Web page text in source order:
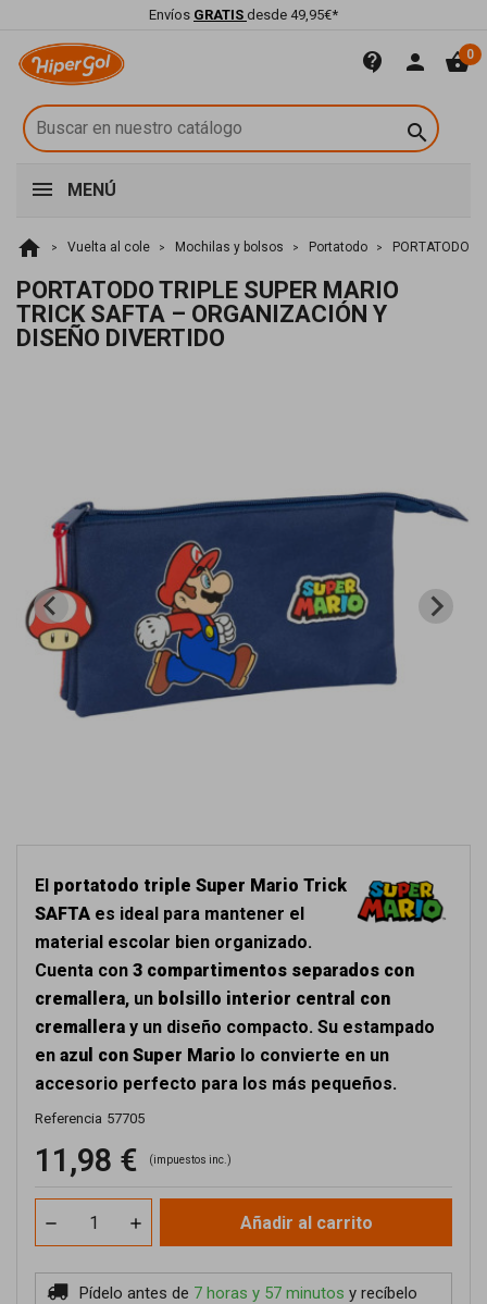
Envíos GRATIS desde 49,95€*
contact_support person shopping_basket0

MENÚ
home Vuelta al cole Mochilas y bolsos Portatodo PORTATODO
PORTATODO TRIPLE SUPER MARIO
TRICK SAFTA – ORGANIZACIÓN Y
DISEÑO DIVERTIDO
El portatodo triple Super Mario Trick
SAFTA es ideal para mantener el
material escolar bien organizado.
Cuenta con 3 compartimentos separados con
cremallera, un bolsillo interior central con
cremallera y un diseño compacto. Su estampado
en azul con Super Mario lo convierte en un
accesorio perfecto para los más pequeños.
Referencia 57705
11,98 € (impuestos inc.)
Añadir al carrito
Pídelo antes de 7 horas y 57 minutos y recíbelo